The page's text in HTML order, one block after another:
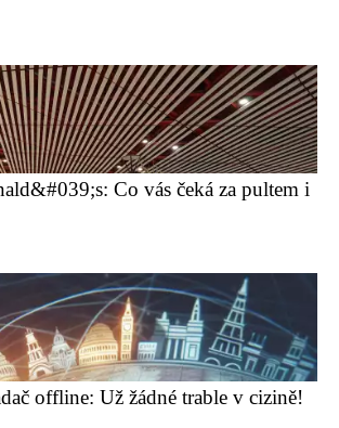
Co vás čeká za pultem i
offline: Už žádné trable v cizině!